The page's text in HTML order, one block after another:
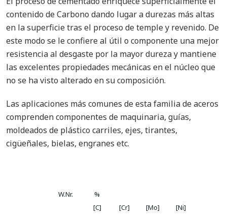
contenido de Carbono dando lugar a durezas más altas
en la superficie tras el proceso de temple y revenido. De
este modo se le confiere al útil o componente una mejor
resistencia al desgaste por la mayor dureza y mantiene
las excelentes propiedades mecánicas en el núcleo que
no se ha visto alterado en su composición.
Las aplicaciones más comunes de esta familia de aceros
comprenden componentes de maquinaria, guías,
moldeados de plástico carriles, ejes, tirantes,
cigüeñales, bielas, engranes etc.
W.Nr.
%
[C]
[Cr] [Mo] [Ni]